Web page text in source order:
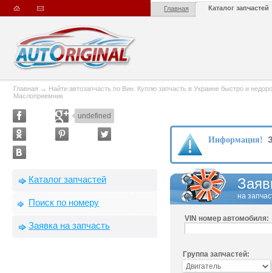
Главная Каталог запчастей
Главная → Найти автозапчасть по Вин. Куплю запчасть в Украине быстро и
Маслоприемник
undefined
Каталог запчастей
Поиск по номеру
Заявка на запчасть
Информация!
на
VIN номер автомобиля:
Группа запчастей: